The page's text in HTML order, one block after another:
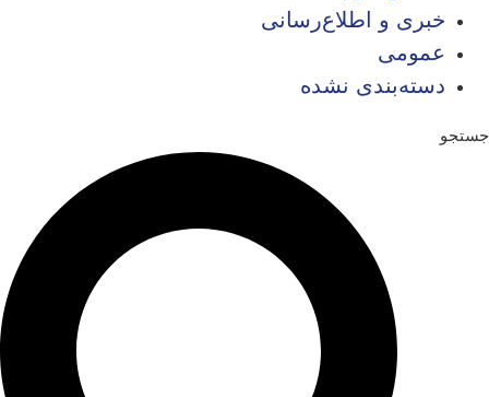
خبری و اطلاع‌رسانی
عمومی
دسته‌بندی نشده
جستجو